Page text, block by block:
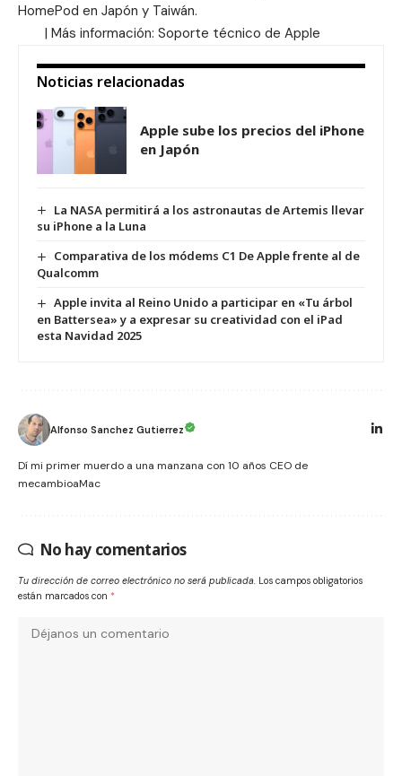
HomePod en Japón y Taiwán.
| Más información: Soporte técnico de Apple
Noticias relacionadas
Apple sube los precios del iPhone
en Japón
La NASA permitirá a los astronautas de Artemis llevar
su iPhone a la Luna
Comparativa de los módems C1 De Apple frente al de
Qualcomm
Apple invita al Reino Unido a participar en «Tu árbol
en Battersea» y a expresar su creatividad con el iPad
esta Navidad 2025
Alfonso Sanchez Gutierrez
Dí mi primer muerdo a una manzana con 10 años CEO de
mecambioaMac
No hay comentarios
Tu dirección de correo electrónico no será publicada. Los campos obligatorios
están marcados con *